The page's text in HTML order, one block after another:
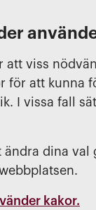
att viss
för att kunna
I vissa fall
ändra dina
kakor.